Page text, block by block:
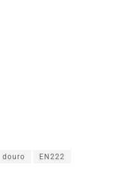
douro EN222